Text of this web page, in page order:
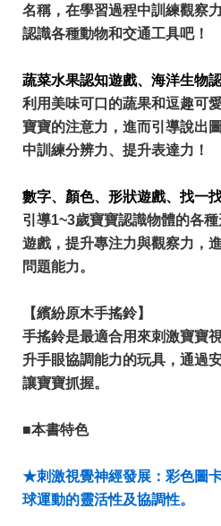
名稱，在學習過程中訓練觀察
認識各種動物和交通工具吧！
蔬菜水果認知遊戲、海洋生物
利用美味可口的蔬果和逗趣可
寶寶的注意力，進而引導說出
中訓練分辨力、提升表達力！
數字、顏色、形狀遊戲、找一
引導1~3歲寶寶認識物體的各
遊戲，提升專注力與觀察力，
問題能力。
【繽紛原木手搖鈴】
手搖鈴是最適合用來刺激寶寶
升手眼協調能力的玩具，通過
讓寶寶抓握。
■本書特色
★刺激視覺神經發展：彩色圖
球運動的靈活性及協調性。